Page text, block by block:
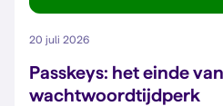
20 juli 2026
Passkeys: het einde
wachtwoordtijdperk